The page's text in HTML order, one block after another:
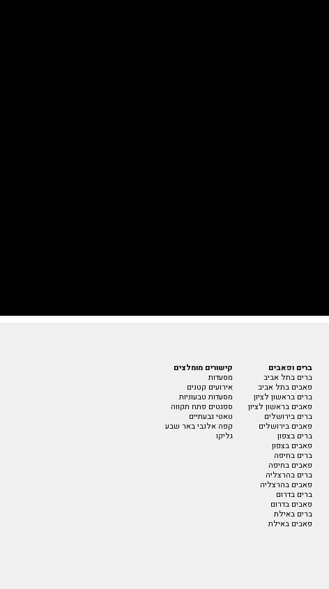
ברים ופאבים
ברים בתל אביב
פאבים בתל אביב
ברים בראשון לציון
פאבים בראשון לציון
ברים בירושלים
פאבים בירושלים
ברים בצפון
פאבים בצפון
ברים בחיפה
פאבים בחיפה
ברים בהרצליה
פאבים בהרצליה
ברים בדרום
פאבים בדרום
ברים באילת
פאבים באילת
קישורים מומלצים
מסעדות
אירועים קטנים
מסעדות טבעוניות
ספגטים פתח תקווה
טאטי גבעתיים
קפה אלנבי באר שבע
גליקו